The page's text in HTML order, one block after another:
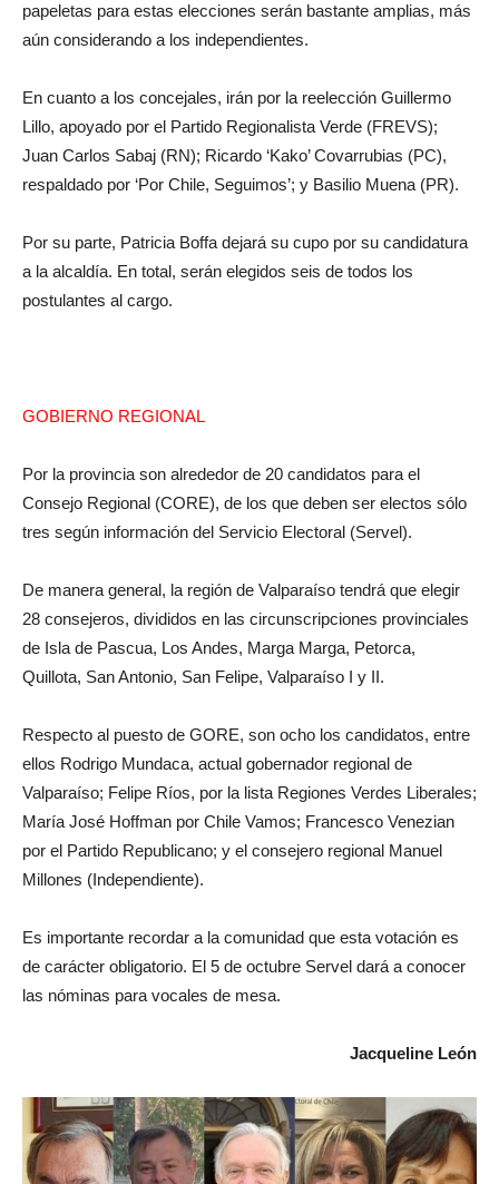
papeletas para estas elecciones serán bastante amplias, más
aún considerando a los independientes.
En cuanto a los concejales, irán por la reelección Guillermo
Lillo, apoyado por el Partido Regionalista Verde (FREVS);
Juan Carlos Sabaj (RN); Ricardo ‘Kako’ Covarrubias (PC),
respaldado por ‘Por Chile, Seguimos’; y Basilio Muena (PR).
Por su parte, Patricia Boffa dejará su cupo por su candidatura
a la alcaldía. En total, serán elegidos seis de todos los
postulantes al cargo.
GOBIERNO REGIONAL
Por la provincia son alrededor de 20 candidatos para el
Consejo Regional (CORE), de los que deben ser electos sólo
tres según información del Servicio Electoral (Servel).
De manera general, la región de Valparaíso tendrá que elegir
28 consejeros, divididos en las circunscripciones provinciales
de Isla de Pascua, Los Andes, Marga Marga, Petorca,
Quillota, San Antonio, San Felipe, Valparaíso I y II.
Respecto al puesto de GORE, son ocho los candidatos, entre
ellos Rodrigo Mundaca, actual gobernador regional de
Valparaíso; Felipe Ríos, por la lista Regiones Verdes Liberales;
María José Hoffman por Chile Vamos; Francesco Venezian
por el Partido Republicano; y el consejero regional Manuel
Millones (Independiente).
Es importante recordar a la comunidad que esta votación es
de carácter obligatorio. El 5 de octubre Servel dará a conocer
las nóminas para vocales de mesa.
Jacqueline León